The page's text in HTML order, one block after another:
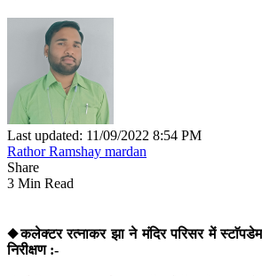
Last updated: 11/09/2022 8:54 PM
Rathor Ramshay mardan
Share
3 Min Read
◆कलेक्टर रत्नाकर झा ने मंदिर परिसर में
निरीक्षण :-